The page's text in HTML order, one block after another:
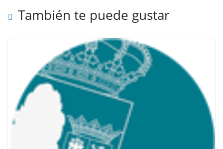
También te puede gustar